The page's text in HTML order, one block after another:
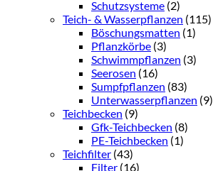
Schutzsysteme (2)
Teich- & Wasserpflanzen (115)
Böschungsmatten (1)
Pflanzkörbe (3)
Schwimmpflanzen (3)
Seerosen (16)
Sumpfpflanzen (83)
Unterwasserpflanzen (9)
Teichbecken (9)
Gfk-Teichbecken (8)
PE-Teichbecken (1)
Teichfilter (43)
Filter (16)